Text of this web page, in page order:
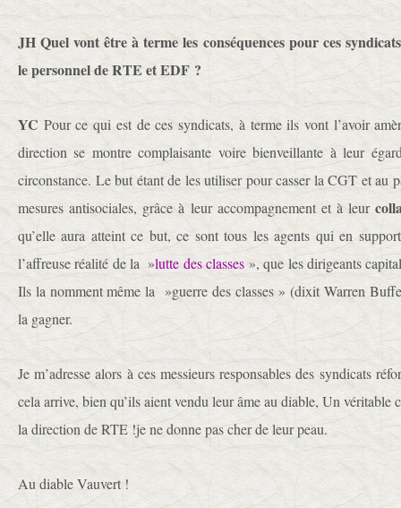
JH Quel vont être à terme les conséquences pour ces
le personnel de RTE et EDF ?
YC Pour ce qui est de ces syndicats, à terme ils vont l’avoir
direction se montre complaisante voire bienveillante à leur
circonstance. Le but étant de les utiliser pour casser la CGT et au
mesures antisociales, grâce à leur accompagnement et à leur
qu’elle aura atteint ce but, ce sont tous les agents qui en
l’affreuse réalité de la »lutte des classes», que les dirigeants
Ils la nomment même la »guerre des classes » (dixit Warren
la gagner.
Je m’adresse alors à ces messieurs responsables des syndicats
cela arrive, bien qu’ils aient vendu leur âme au diable, Un
la direction de RTE !je ne donne pas cher de leur peau.
Au diable Vauvert !